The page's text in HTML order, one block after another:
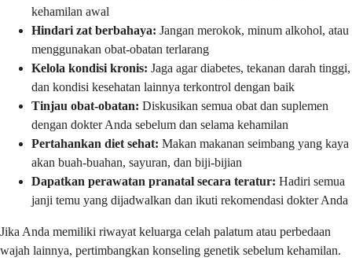
kehamilan awal
Hindari zat berbahaya: Jangan merokok, minum alkohol, atau
menggunakan obat-obatan terlarang
Kelola kondisi kronis: Jaga agar diabetes, tekanan darah tinggi,
dan kondisi kesehatan lainnya terkontrol dengan baik
Tinjau obat-obatan: Diskusikan semua obat dan suplemen
dengan dokter Anda sebelum dan selama kehamilan
Pertahankan diet sehat: Makan makanan seimbang yang kaya
akan buah-buahan, sayuran, dan biji-bijian
Dapatkan perawatan pranatal secara teratur: Hadiri semua
janji temu yang dijadwalkan dan ikuti rekomendasi dokter Anda
Jika Anda memiliki riwayat keluarga celah palatum atau perbedaan
wajah lainnya, pertimbangkan konseling genetik sebelum kehamilan.